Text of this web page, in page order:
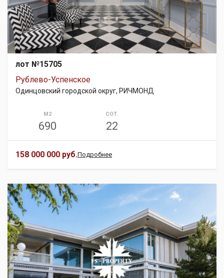
лот №15705
Рублево-Успенское
Одинцовский городской округ, РИЧМОНД
М2
690
СОТ.
22
158 000 000 руб.Подробнее